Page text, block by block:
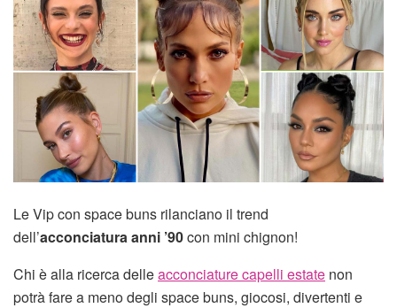
Le Vip con space buns rilanciano il trend
dell’acconciatura anni ’90con mini chignon!
Chi è alla ricerca delleacconciature capelli estate non
potrà fare a meno degli space buns, giocosi, divertenti e